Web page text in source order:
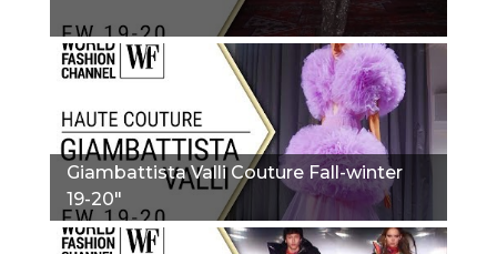
Giambattista Valli Couture Fall-winter
19-20"